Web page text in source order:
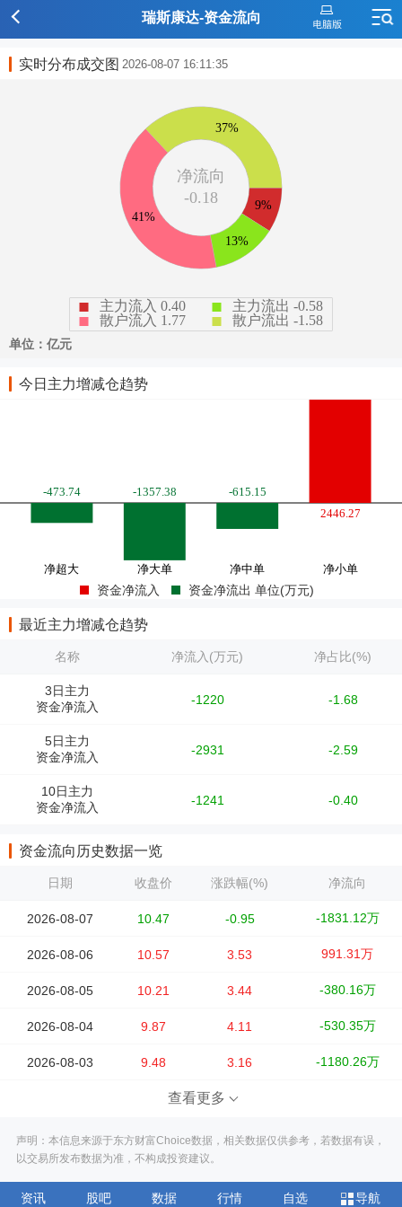
瑞斯康达-资金流向
实时分布成交图 2026-08-07 16:11:35
今日主力增减仓趋势
资金净流入 资金净流出 单位(万元)
最近主力增减仓趋势
名称 净流入(万元) 净占比(%)
3日主力
资金净流入
-1220 -1.68
5日主力
资金净流入
-2931 -2.59
10日主力
资金净流入
-1241 -0.40
资金流向历史数据一览
日期 收盘价 涨跌幅(%) 净流向
2026-08-07 10.47 -0.95 -1831.12万
2026-08-06 10.57 3.53 991.31万
2026-08-05 10.21 3.44 -380.16万
2026-08-04 9.87 4.11 -530.35万
2026-08-03 9.48 3.16 -1180.26万
查看更多
声明：本信息来源于东方财富Choice数据，相关数据仅供参考，若数据有误，
以交易所发布数据为准，不构成投资建议。
资讯 股吧 数据 行情 自选 导航